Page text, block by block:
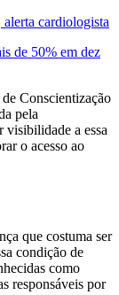
cardiologista
de 50% em dez
Conscientização
pela
visibilidade a essa
o acesso ao
que costuma ser
condição de
como
responsáveis por